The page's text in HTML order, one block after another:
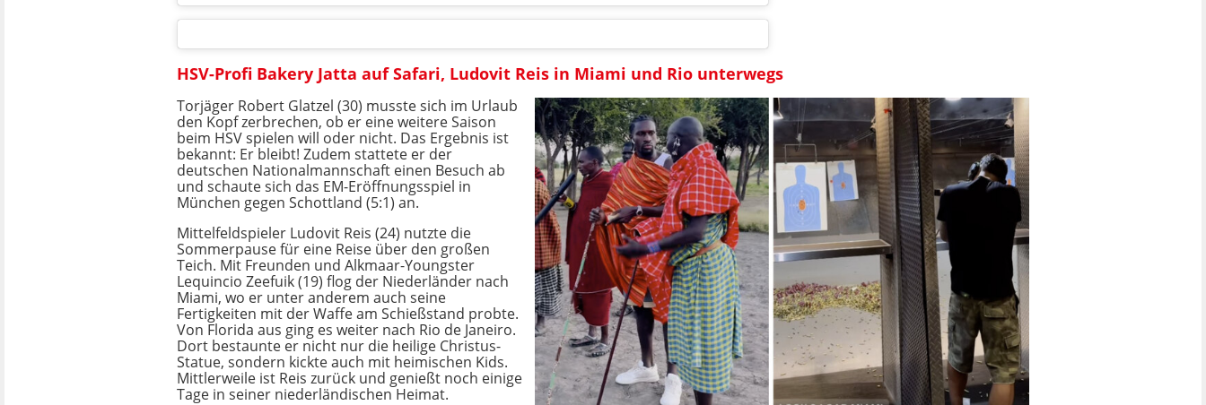
HSV-Profi Bakery Jatta auf Safari, Ludovit Reis in Miami und Rio unterwegs
Torjäger Robert Glatzel (30) musste sich im Urlaub
den Kopf zerbrechen, ob er eine weitere Saison
beim HSV spielen will oder nicht. Das Ergebnis ist
bekannt: Er bleibt! Zudem stattete er der
deutschen Nationalmannschaft einen Besuch ab
und schaute sich das EM-Eröffnungsspiel in
München gegen Schottland (5:1) an.
Mittelfeldspieler Ludovit Reis (24) nutzte die
Sommerpause für eine Reise über den großen
Teich. Mit Freunden und Alkmaar-Youngster
Lequincio Zeefuik (19) flog der Niederländer nach
Miami, wo er unter anderem auch seine
Fertigkeiten mit der Waffe am Schießstand probte.
Von Florida aus ging es weiter nach Rio de Janeiro.
Dort bestaunte er nicht nur die heilige Christus-
Statue, sondern kickte auch mit heimischen Kids.
Mittlerweile ist Reis zurück und genießt noch einige
Tage in seiner niederländischen Heimat.